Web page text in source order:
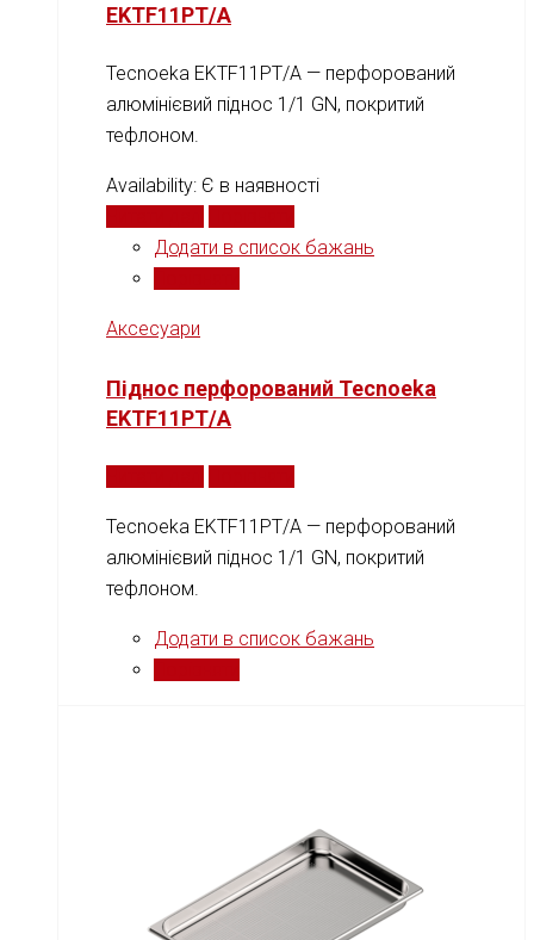
EKTF11PT/A
Tecnoeka EKTF11PT/A — перфорований
алюмінієвий піднос 1/1 GN, покритий
тефлоном.
Availability: Є в наявності
Додати в список бажань
Аксесуари
Піднос перфорований Tecnoeka
EKTF11PT/A
Tecnoeka EKTF11PT/A — перфорований
алюмінієвий піднос 1/1 GN, покритий
тефлоном.
Додати в список бажань